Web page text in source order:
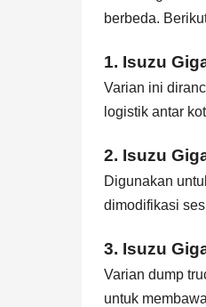
berbeda.
1. Isuzu
Varian ini
logistik antar
2. Isuzu
Digunakan
dimodifikasi
3. Isuzu
Varian dump
untuk